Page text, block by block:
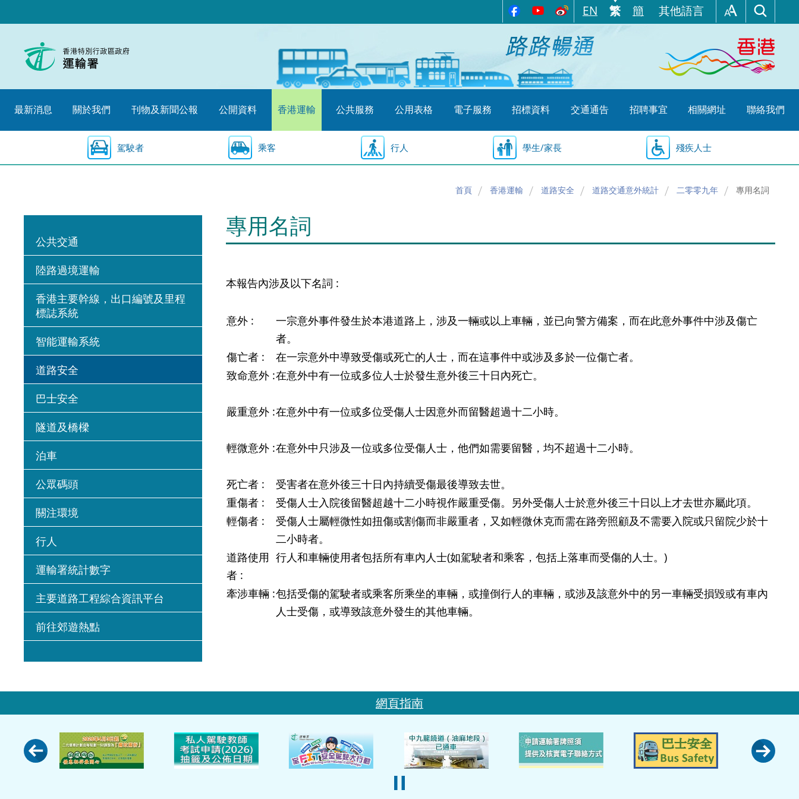
至
始
EN 繁 簡 其他語言
最新消息 關於我們 刊物及新聞公報 公開資料 香港運輸 公共服務 公用表格 電子服務 招標資料 交通通告 招聘事宜 相關網址 聯絡我們
駕駛者 乘客 行人 學生/家長 殘疾人士
首頁 香港運輸 道路安全 道路交通意外統計 二零零九年 專用名詞
公共交通
陸路過境運輸
香港主要幹線，出口編號及里程
標誌系統
智能運輸系統
道路安全
巴士安全
隧道及橋樑
泊車
公眾碼頭
關注環境
行人
運輸署統計數字
主要道路工程綜合資訊平台
前往郊遊熱點
專用名詞
本報告內涉及以下名詞 :
意外 : 一宗意外事件發生於本港道路上，涉及一輛或以上車輛，並已向警方備案，而在此意外事件中涉及傷亡
者。
傷亡者 :
在一宗意外中導致受傷或死亡的人士，而在這事件中或涉及多於一位傷亡者。
致命意外 :在意外中有一位或多位人士於發生意外後三十日內死亡。
嚴重意外 :在意外中有一位或多位受傷人士因意外而留醫超過十二小時。
輕微意外 :在意外中只涉及一位或多位受傷人士，他們如需要留醫，均不超過十二小時。
死亡者 :
受害者在意外後三十日內持續受傷最後導致去世。
重傷者 :
受傷人士入院後留醫超越十二小時視作嚴重受傷。另外受傷人士於意外後三十日以上才去世亦屬此項。
輕傷者 :
受傷人士屬輕微性如扭傷或割傷而非嚴重者，又如輕微休克而需在路旁照顧及不需要入院或只留院少於十
二小時者。
道路使用
者 :
行人和車輛使用者包括所有車內人士(如駕駛者和乘客，包括上落車而受傷的人士。)
牽涉車輛 :包括受傷的駕駛者或乘客所乘坐的車輛，或撞倒行人的車輛，或涉及該意外中的另一車輛受損毀或有車內
人士受傷，或導致該意外發生的其他車輛。
網頁指南